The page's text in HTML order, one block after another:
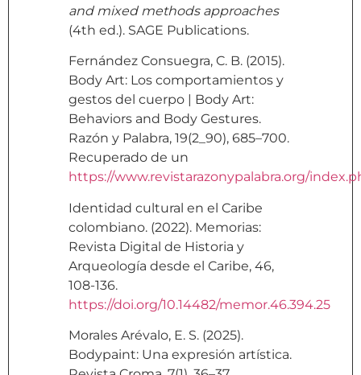
and mixed methods approaches
(4th ed.). SAGE Publications.
Fernández Consuegra, C. B. (2015).
Body Art: Los comportamientos y
gestos del cuerpo | Body Art:
Behaviors and Body Gestures.
Razón y Palabra, 19(2_90), 685–700.
Recuperado de un
https://www.revistarazonypalabra.org/
Identidad cultural en el Caribe
colombiano. (2022). Memorias:
Revista Digital de Historia y
Arqueología desde el Caribe, 46,
108-136.
https://doi.org/10.14482/memor.46.394.25
Morales Arévalo, E. S. (2025).
Bodypaint: Una expresión artística.